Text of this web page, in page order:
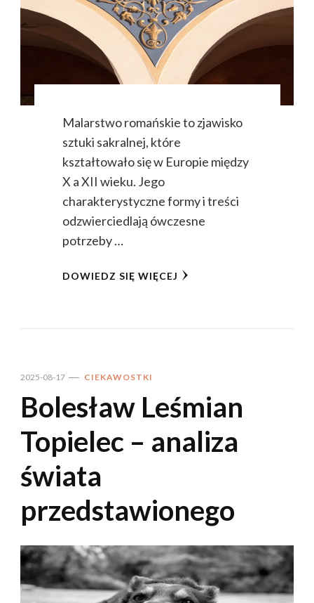
Malarstwo romańskie to zjawisko
sztuki sakralnej, które
kształtowało się w Europie między
X a XII wieku. Jego
charakterystyczne formy i treści
odzwierciedlają ówczesne
potrzeby …
DOWIEDZ SIĘ WIĘCEJ
2025-08-17 CIEKAWOSTKI
Bolesław Leśmian
Topielec – analiza
świata
przedstawionego